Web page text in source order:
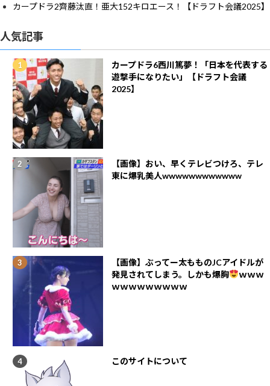
カープドラ2齊藤汰直！亜大152キロエース！【ドラフト会議2025】
人気記事
カープドラ6西川篤夢！「日本を代表する
遊撃手になりたい」【ドラフト会議
2025】
【画像】おい、早くテレビつけろ、テレ
東に爆乳美人wwwwwwwwwwww
【画像】ぶってー太もものJCアイドルが
発見されてしまう。しかも爆胸
ｗｗｗ
ｗｗｗｗｗｗｗｗｗ
このサイトについて